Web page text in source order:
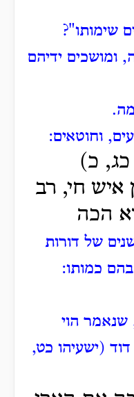
שימותו"?
ומושכים ידיהם
וחוטאים:
כ)
איש חי, רב
הכה
של דורות
כמותו:
הוי
(ישעיהו כט,